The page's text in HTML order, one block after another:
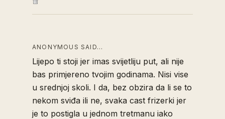
ANONYMOUS SAID…
Lijepo ti stoji jer imas svijetliju put, ali nije
bas primjereno tvojim godinama. Nisi vise
u srednjoj skoli. I da, bez obzira da li se to
nekom sviđa ili ne, svaka cast frizerki jer
je to postigla u jednom tretmanu iako